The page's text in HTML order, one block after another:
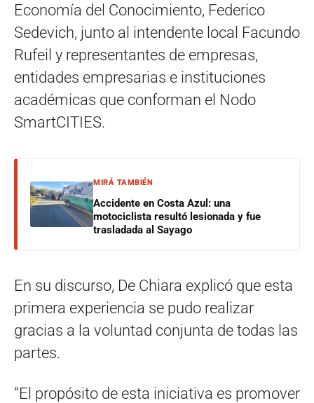
Economía del Conocimiento, Federico
Sedevich, junto al intendente local Facundo
Rufeil y representantes de empresas,
entidades empresarias e instituciones
académicas que conforman el Nodo
SmartCITIES.
MIRÁ TAMBIÉN
Accidente en Costa Azul: una
motociclista resultó lesionada y fue
trasladada al Sayago
En su discurso, De Chiara explicó que esta
primera experiencia se pudo realizar
gracias a la voluntad conjunta de todas las
partes.
“El propósito de esta iniciativa es promover